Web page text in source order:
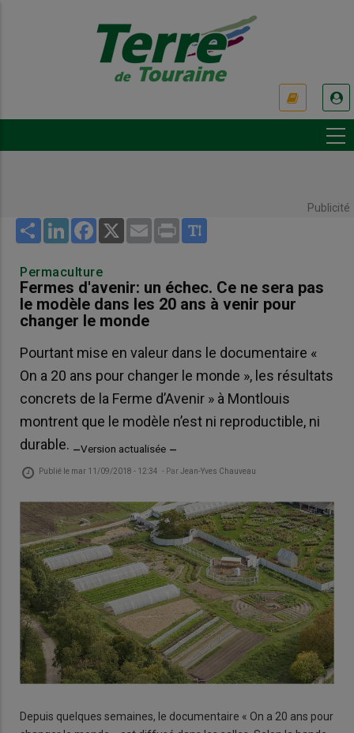
Publicité
Share LinkedInFacebook
X Email Print
Permaculture
Fermes d'avenir: un échec. Ce ne sera pas
le modèle dans les 20 ans à venir pour
changer le monde
Pourtant mise en valeur dans le documentaire «
On a 20 ans pour changer le monde », les résultats
concrets de la Ferme d’Avenir » à Montlouis
montrent que le modèle n’est ni reproductible, ni
durable. _
Version actualisée
Publié le mar 11/09/2018 - 12:34 - Par Jean-Yves Chauveau
Depuis quelques semaines, le documentaire « On a 20 ans pour